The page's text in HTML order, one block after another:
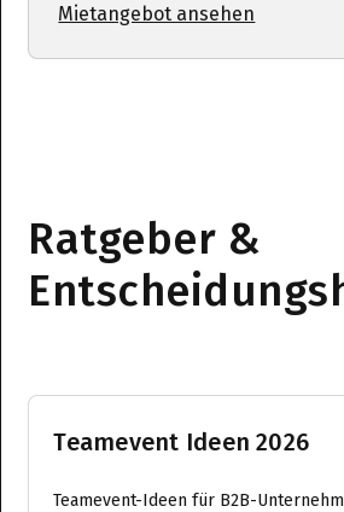
Mietangebot ansehen
Ratgeber &
Teamevent Ideen 2026
Teamevent-Ideen für B2B-